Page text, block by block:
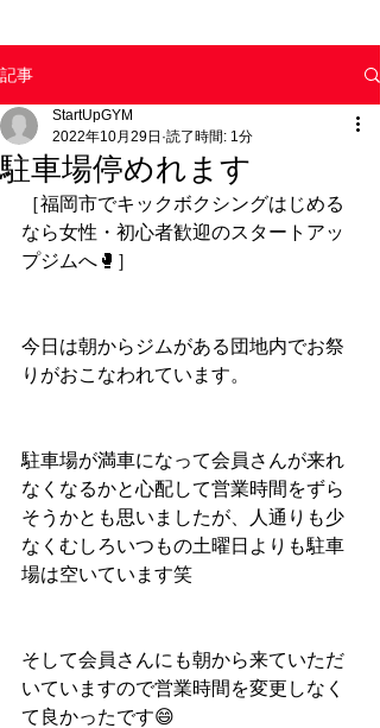
記事
駐車場停めれます
StartUpGYM
2022年10月29日 読了時間: 1分
［福岡市でキックボクシングはじめる
なら女性・初心者歓迎のスタートアッ
プジムへ🥊］
今日は朝からジムがある団地内でお祭
りがおこなわれています。
駐車場が満車になって会員さんが来れ
なくなるかと心配して営業時間をずら
そうかとも思いましたが、人通りも少
なくむしろいつもの土曜日よりも駐車
場は空いています笑
そして会員さんにも朝から来ていただ
いていますので営業時間を変更しなく
て良かったです😄